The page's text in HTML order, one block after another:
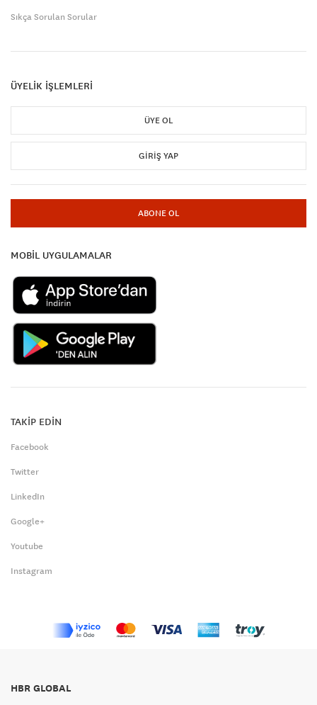
Sıkça Sorulan Sorular
ÜYELİK İŞLEMLERİ
ÜYE OL
GIRIŞ YAP
ABONE OL
MOBİL UYGULAMALAR
TAKİP EDİN
Facebook
Twitter
LinkedIn
Google+
Youtube
Instagram
HBR GLOBAL